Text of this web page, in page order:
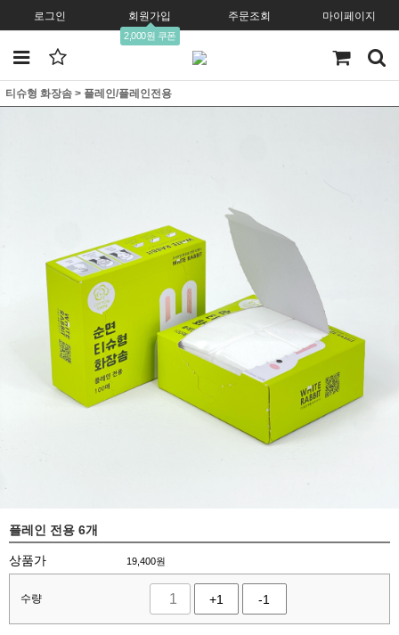
로그인 회원가입
2,000원 쿠폰
주문조회 마이페이지
티슈형 화장솜 > 플레인/플레인전용
플레인 전용 6개
상품가 19,400원
수량 +1 -1